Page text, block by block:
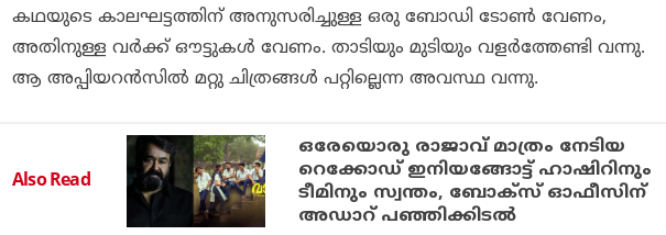
കഥയുടെ കാലഘട്ടത്തിന് അനുസരിച്ചുള്ള ഒരു ബോഡി ടോണ്‍ വേണം,
അതിനുള്ള വര്‍ക്ക് ഔട്ടുകള്‍ വേണം. താടിയും മുടിയും വളര്‍ത്തേണ്ടി വന്നു.
ആ അപ്പിയറന്‍സില്‍ മറ്റു ചിത്രങ്ങള്‍ പറ്റില്ലെന്ന അവസ്ഥ വന്നു.
Also Read
ഒരേയൊരു രാജാവ് മാത്രം നേടിയ
റെക്കോഡ് ഇനിയങ്ങോട്ട് ഹാഷിറിനും
ടീമിനും സ്വന്തം, ബോക്‌സ് ഓഫീസിന്
അഡാറ് പഞ്ഞിക്കിടല്‍